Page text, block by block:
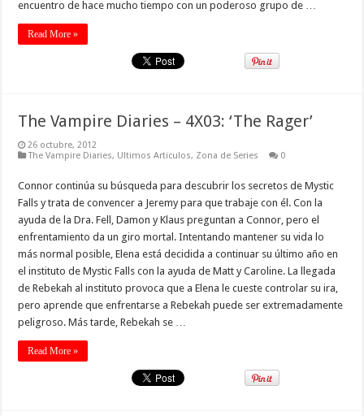
encuentro de hace mucho tiempo con un poderoso grupo de …
Read More »
The Vampire Diaries – 4X03: ‘The Rager’
26 octubre, 2012
The Vampire Diaries, Ultimos Articulos, Zona de Series 0
Connor continúa su búsqueda para descubrir los secretos de Mystic
Falls y trata de convencer a Jeremy para que trabaje con él. Con la
ayuda de la Dra. Fell, Damon y Klaus preguntan a Connor, pero el
enfrentamiento da un giro mortal. Intentando mantener su vida lo
más normal posible, Elena está decidida a continuar su último año en
el instituto de Mystic Falls con la ayuda de Matt y Caroline. La llegada
de Rebekah al instituto provoca que a Elena le cueste controlar su ira,
pero aprende que enfrentarse a Rebekah puede ser extremadamente
peligroso. Más tarde, Rebekah se …
Read More »